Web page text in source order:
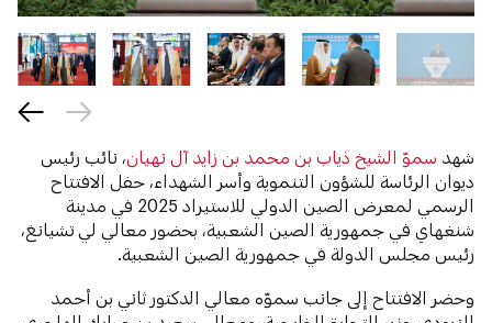
شهد سموّ الشيخ ذياب بن محمد بن زايد آل نهيان، نائب رئيس
ديوان الرئاسة للشؤون التنموية وأسر الشهداء، حفل الافتتاح
الرسمي لمعرض الصين الدولي للاستيراد 2025 في مدينة
شنغهاي في جمهورية الصين الشعبية، بحضور معالي لي تشيانغ،
رئيس مجلس الدولة في جمهورية الصين الشعبية.
وحضر الافتتاح إلى جانب سموّه معالي الدكتور ثاني بن أحمد